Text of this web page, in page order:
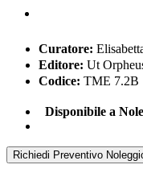
Curatore:
Editore: Ut
Codice: TME 7.2B
Disponibile a
Richiedi Preventivo